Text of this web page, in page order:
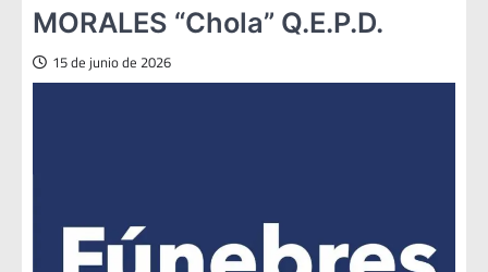
MORALES “Chola” Q.E.P.D.
15 de junio de 2026